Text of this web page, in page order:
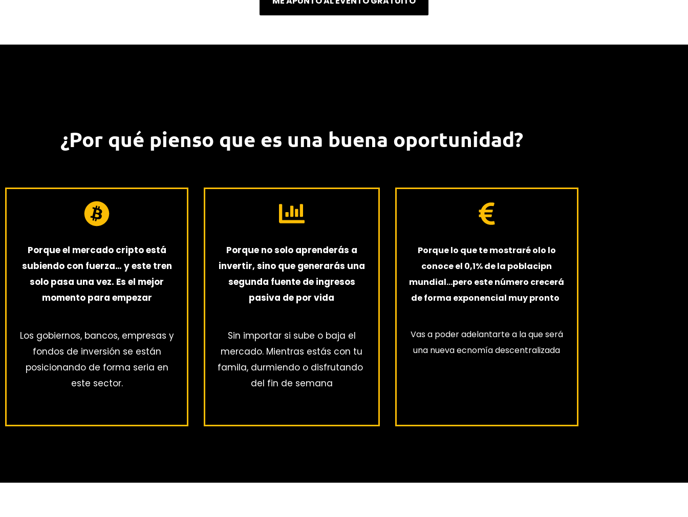
¿Por qué pienso que es una buena oportunidad?
Porque el mercado cripto está
subiendo con fuerza… y este tren
solo pasa una vez. Es el mejor
momento para empezar
Los gobiernos, bancos, empresas y
fondos de inversión se están
posicionando de forma seria en
este sector.
Porque no solo aprenderás a
invertir, sino que generarás una
segunda fuente de ingresos
pasiva de por vida
Sin importar si sube o baja el
mercado. Mientras estás con tu
famila, durmiendo o disfrutando
del fin de semana
Porque lo que te mostraré olo lo
conoce el 0,1% de la poblacipn
mundial…pero este número crecerá
de forma exponencial muy pronto
Vas a poder adelantarte a la que será
una nueva ecnomía descentralizada